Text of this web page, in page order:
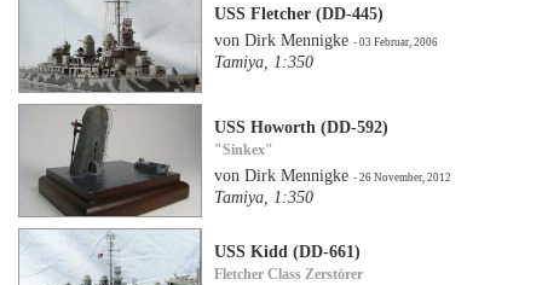
USS Fletcher (DD-445)
von Dirk Mennigke- 03 Februar, 2006
Tamiya, 1:350
USS Howorth (DD-592)
"Sinkex"
von Dirk Mennigke- 26 November, 2012
Tamiya, 1:350
USS Kidd (DD-661)
Fletcher Class Zerstörer